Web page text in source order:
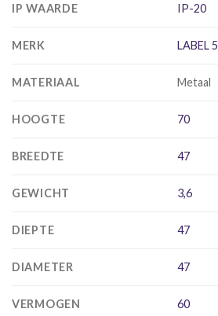
IP WAARDE IP-20
MERK LABEL
MATERIAAL Metaal
HOOGTE 70
BREEDTE 47
GEWICHT 3,6
DIEPTE 47
DIAMETER 47
VERMOGEN 60